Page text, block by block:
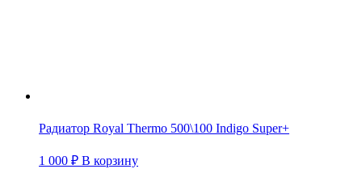
Радиатор Royal Thermo 500\100 Indigo Super+
1 000 ₽ В корзину